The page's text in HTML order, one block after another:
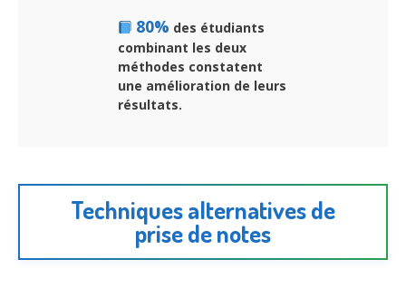
80% des étudiants
combinant les deux
méthodes constatent
une amélioration de leurs
résultats.
Techniques alternatives de
prise de notes